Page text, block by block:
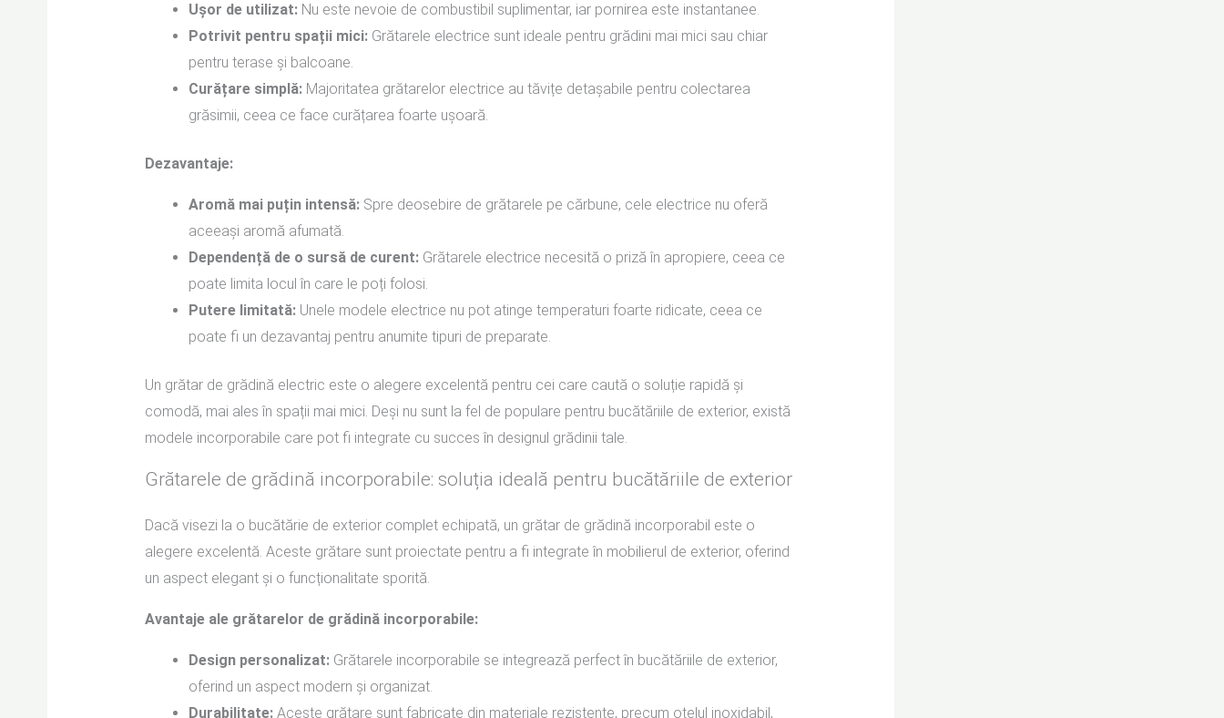
Ușor de utilizat:Nu este nevoie de combustibil suplimentar, iar pornirea este instantanee.
Potrivit pentru spații mici:Grătarele electrice sunt ideale pentru grădini mai mici sau chiar
pentru terase și balcoane.
Curățare simplă:Majoritatea grătarelor electrice au tăvițe detașabile pentru colectarea
grăsimii, ceea ce face curățarea foarte ușoară.
Dezavantaje:
Aromă mai puțin intensă:Spre deosebire de grătarele pe cărbune, cele electrice nu oferă
aceeași aromă afumată.
Dependență de o sursă de curent:Grătarele electrice necesită o priză în apropiere, ceea ce
poate limita locul în care le poți folosi.
Putere limitată:Unele modele electrice nu pot atinge temperaturi foarte ridicate, ceea ce
poate fi un dezavantaj pentru anumite tipuri de preparate.
Un grătar de grădină electric este o alegere excelentă pentru cei care caută o soluție rapidă și
comodă, mai ales în spații mai mici. Deși nu sunt la fel de populare pentru bucătăriile de exterior, există
modele incorporabile care pot fi integrate cu succes în designul grădinii tale.
Grătarele de grădină incorporabile: soluția ideală pentru bucătăriile de exterior
Dacă visezi la o bucătărie de exterior complet echipată, un grătar de grădină incorporabil este o
alegere excelentă. Aceste grătare sunt proiectate pentru a fi integrate în mobilierul de exterior, oferind
un aspect elegant și o funcționalitate sporită.
Avantaje ale grătarelor de grădină incorporabile:
Design personalizat:Grătarele incorporabile se integrează perfect în bucătăriile de exterior,
oferind un aspect modern și organizat.
Durabilitate:Aceste grătare sunt fabricate din materiale rezistente, precum oțelul inoxidabil,